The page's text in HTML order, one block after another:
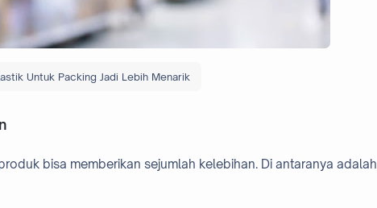
Untuk Packing Jadi Lebih Menarik
bisa memberikan sejumlah kelebihan. Di antaranya adalah